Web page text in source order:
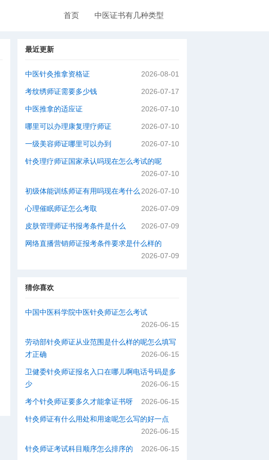
首页 中医证书有几种类型
最近更新
中医针灸推拿资格证 2026-08-01
考纹绣师证需要多少钱 2026-07-17
中医推拿的适应证 2026-07-10
哪里可以办理康复理疗师证 2026-07-10
一级美容师证哪里可以办到 2026-07-10
针灸理疗师证国家承认吗现在怎么考试的呢
2026-07-10
初级体能训练师证有用吗现在考什么 2026-07-10
心理催眠师证怎么考取 2026-07-09
皮肤管理师证书报考条件是什么 2026-07-09
网络直播营销师证报考条件要求是什么样的
2026-07-09
猜你喜欢
中国中医科学院中医针灸师证怎么考试
2026-06-15
劳动部针灸师证从业范围是什么样的呢怎么填写
才正确
2026-06-15
卫健委针灸师证报名入口在哪儿啊电话号码是多
少
2026-06-15
考个针灸师证要多久才能拿证书呀 2026-06-15
针灸师证有什么用处和用途呢怎么写的好一点
2026-06-15
针灸师证考试科目顺序怎么排序的 2026-06-15